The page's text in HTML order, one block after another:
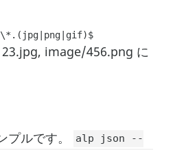
image/456.png に
ルです。
alp json --